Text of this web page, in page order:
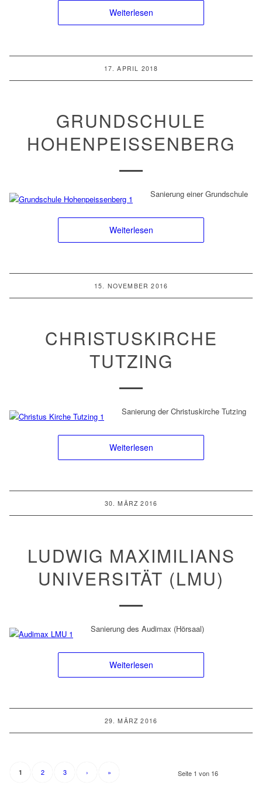
Weiterlesen
17. APRIL 2018
GRUNDSCHULE
HOHENPEISSENBERG
Sanierung einer Grundschule
Weiterlesen
15. NOVEMBER 2016
CHRISTUSKIRCHE
TUTZING
Sanierung der Christuskirche Tutzing
Weiterlesen
30. MÄRZ 2016
LUDWIG MAXIMILIANS
UNIVERSITÄT (LMU)
Sanierung des Audimax (Hörsaal)
Weiterlesen
29. MÄRZ 2016
Seite 1 von 16
1 2 3 › »